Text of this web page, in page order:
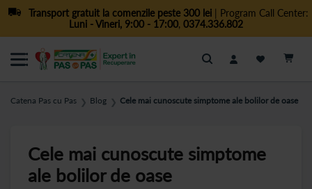
Transport gratuit la comenzile peste 300 lei| Program Call Center:
Luni - Vineri, 9:00 - 17:00, 0374.336.802
Cautare
Catena Pas cu Pas ❯ Blog ❯ Cele mai cunoscute simptome ale bolilor de oase
Cele mai cunoscute simptome
ale bolilor de oase